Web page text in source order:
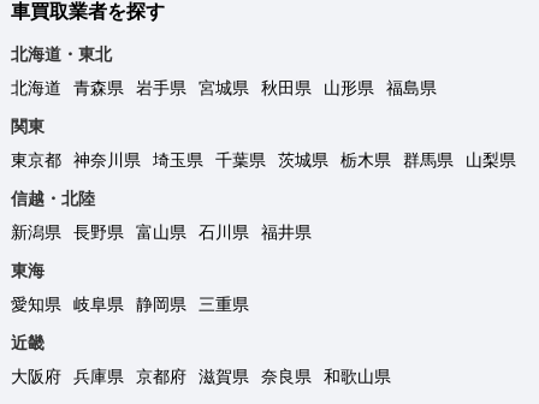
車買取業者を探す
北海道・東北
北海道
青森県 岩手県 宮城県 秋田県 山形県
福島県
関東
東京都
神奈川県 埼玉県 千葉県 茨城県 栃木県 群馬県
山梨県
信越・北陸
新潟県
長野県 富山県 石川県
福井県
東海
愛知県
岐阜県 静岡県
三重県
近畿
大阪府
兵庫県 京都府 滋賀県 奈良県
和歌山県